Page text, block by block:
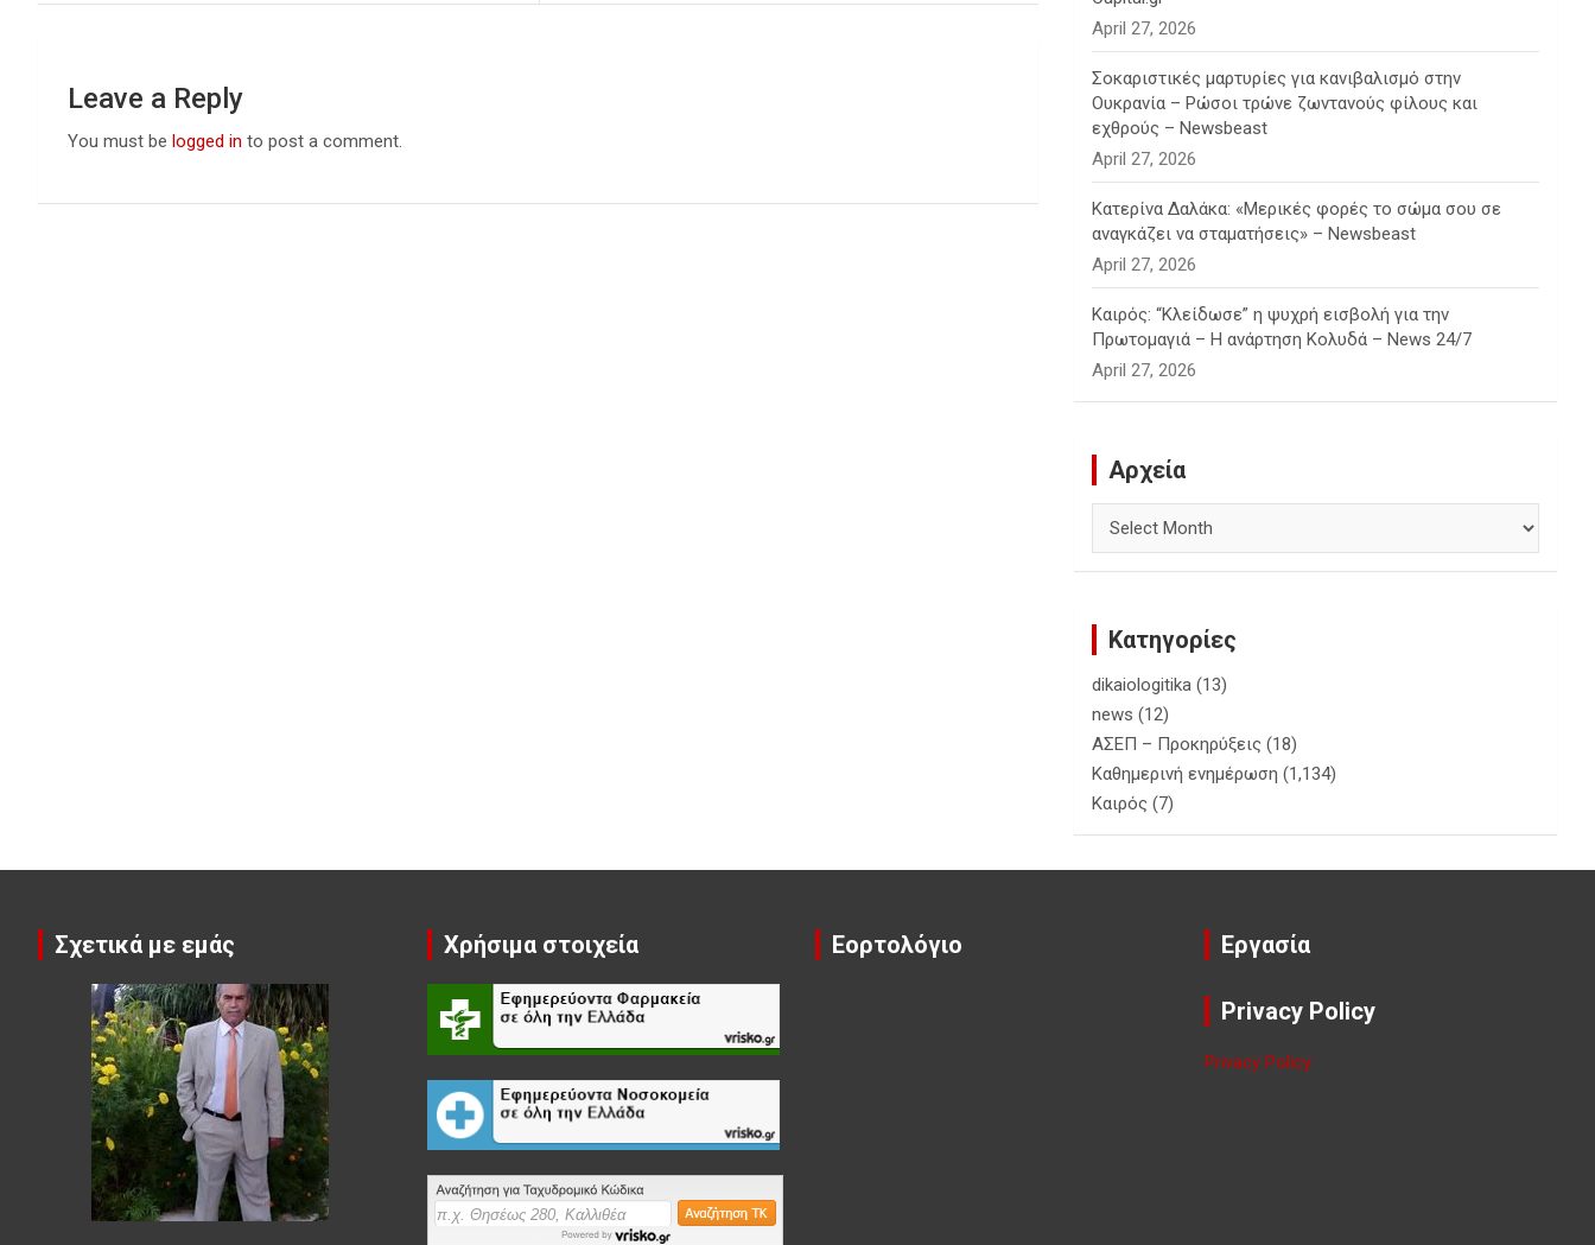
Leave a Reply
You must be logged in to post a comment.
April 27, 2026
Σοκαριστικές μαρτυρίες για κανιβαλισμό στην
Ουκρανία – Ρώσοι τρώνε ζωντανούς φίλους και
εχθρούς – Newsbeast
April 27, 2026
Κατερίνα Δαλάκα: «Μερικές φορές το σώμα σου σε
αναγκάζει να σταματήσεις» – Newsbeast
April 27, 2026
Καιρός: “Κλείδωσε” η ψυχρή εισβολή για την
Πρωτομαγιά – Η ανάρτηση Κολυδά – News 24/7
April 27, 2026
Αρχεία
Κατηγορίες
dikaiologitika (13)
news (12)
ΑΣΕΠ – Προκηρύξεις (18)
Καθημερινή ενημέρωση (1,134)
Καιρός (7)
Σχετικά με εμάς Χρήσιμα στοιχεία Εορτολόγιο Εργασία
Privacy Policy
Privacy Policy